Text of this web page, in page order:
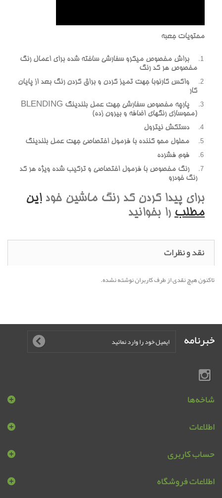
محتويات جعبه
براش مخصوص ميکرو سفارشي ساخته شده براي اعمال رنگ
مخصوص هر کد رنگ
واکس کارنوبا جهت تميز کردن و براق کردن رنگ بعد از پايان
کار
پارچه مخصوص سفارشي جهت عمل بلندينگ BLENDING
(محوسازي رنگهاي اضافه و بيرون زده)
دستکش نيترول
محلول محو کننده با فرمول اختصاصي جهت عمل بلندينگ
فوم فشرده
رنگ مخصوص با فرمول اختصاصي و ترکيب شده ويژه هر کد
رنگ خودرو
براي پيدا کردن کد رنگ ماشين خوداين
مطلب را بخوانيد
نقد و نظرات
تاکنون هیچ نقدی از طرف کاربران نوشته نشده.
خبرنامه
شاخه‌ها
اطلاعات
حساب کاربری
اطلاعات فروشگاه